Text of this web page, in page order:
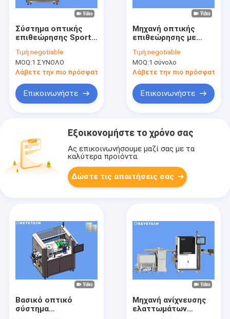
Σύστημα οπτικής
επιθεώρησης Sport
υγρών ποτών
Τιμή:negotiable
MOQ:1 ΣΥΝΟΛΟ
Λάβετε την πιο πρόσφατη τιμή
Επικοινωνήστε
Μηχανή οπτικής
επιθεώρησης με
προϊόντα
χαρτοπολτού
Τιμή:negotiable
MOQ:1 σύνολο
Λάβετε την πιο πρόσφατη
Επικοινωνήστε
Εξοικονομήστε το χρόνο σας
Ας επικοινωνήσουμε μαζί σας με τα
καλύτερα προϊόντα.
Δώστε τις απαιτήσεις σας
Βασικό οπτικό
σύστημα
Μηχανή ανίχνευσης
ελαττωμάτων